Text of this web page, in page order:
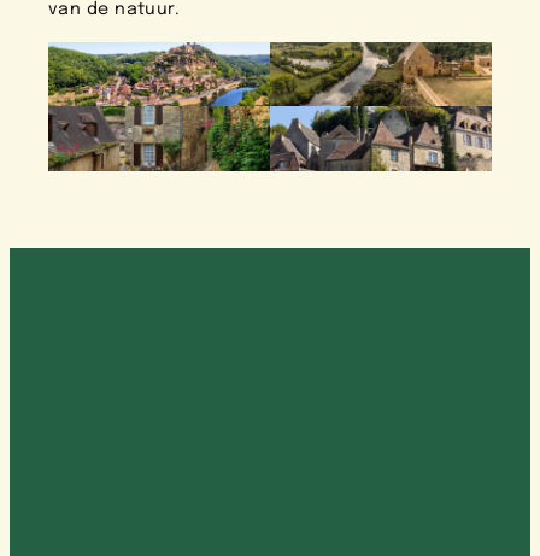
van de natuur.